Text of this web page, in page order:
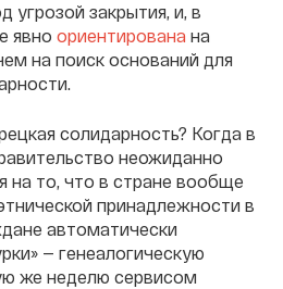
угрозой закрытия, и, в
явно ориентирована на
на поиск оснований для
солидарность? Когда в
неожиданно
на то, что в стране вообще
принадлежности в
автоматически
— генеалогическую
же неделю сервисом